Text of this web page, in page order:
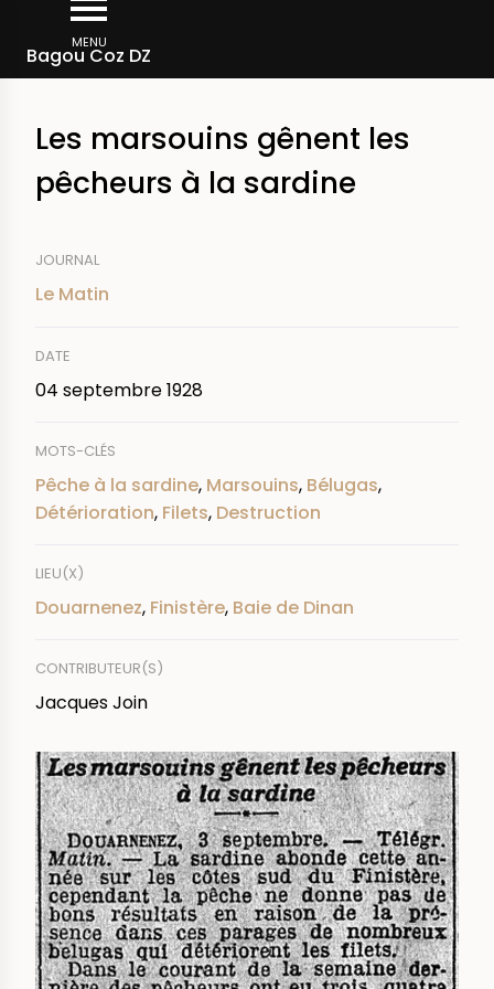
contenu
MENU
Bagou Coz DZ
d'Ariane
Rechercher dans la presse
Les marsouins gênent les
pêcheurs à la sardine
JOURNAL
Le Matin
DATE
04 septembre 1928
MOTS-CLÉS
Pêche à la sardine, Marsouins, Bélugas,
Détérioration, Filets, Destruction
LIEU(X)
Douarnenez, Finistère, Baie de Dinan
CONTRIBUTEUR(S)
Jacques Join
IMAGE